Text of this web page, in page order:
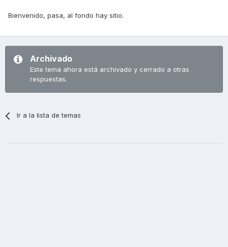
Bienvenido, pasa, al fondo hay sitio.
Archivado
Este tema ahora está archivado y cerrado a otras
respuestas.
Ir a la lista de temas